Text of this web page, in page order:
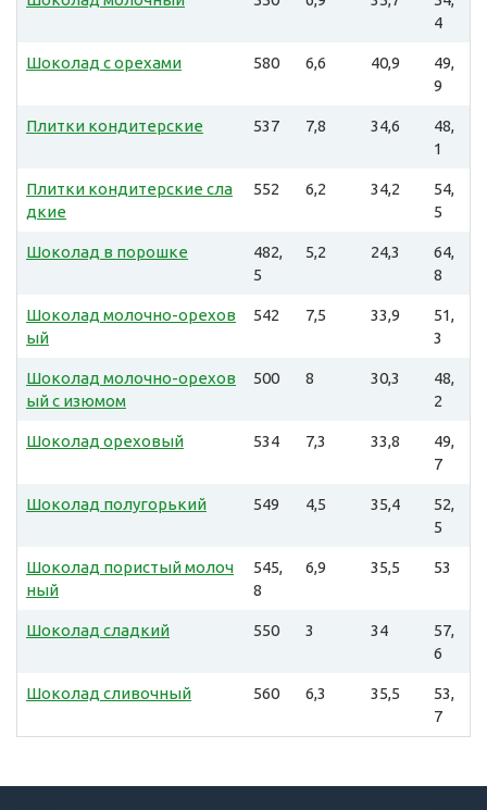
4
Шоколад с орехами 580 6,6 40,9
49,
9
Плитки кондитерские 537 7,8 34,6
48,
1
Плитки кондитерские сла
дкие
552 6,2 34,2
54,
5
Шоколад в порошке
482,
5
5,2 24,3
64,
8
Шоколад молочно-орехов
ый
542 7,5 33,9
51,
3
Шоколад молочно-орехов
ый с изюмом
500 8 30,3
48,
2
Шоколад ореховый 534 7,3 33,8
49,
7
Шоколад полугорький 549 4,5 35,4
52,
5
Шоколад пористый молоч
ный
545,
8
6,9 35,5 53
Шоколад сладкий 550 3 34
57,
6
Шоколад сливочный 560 6,3 35,5
53,
7